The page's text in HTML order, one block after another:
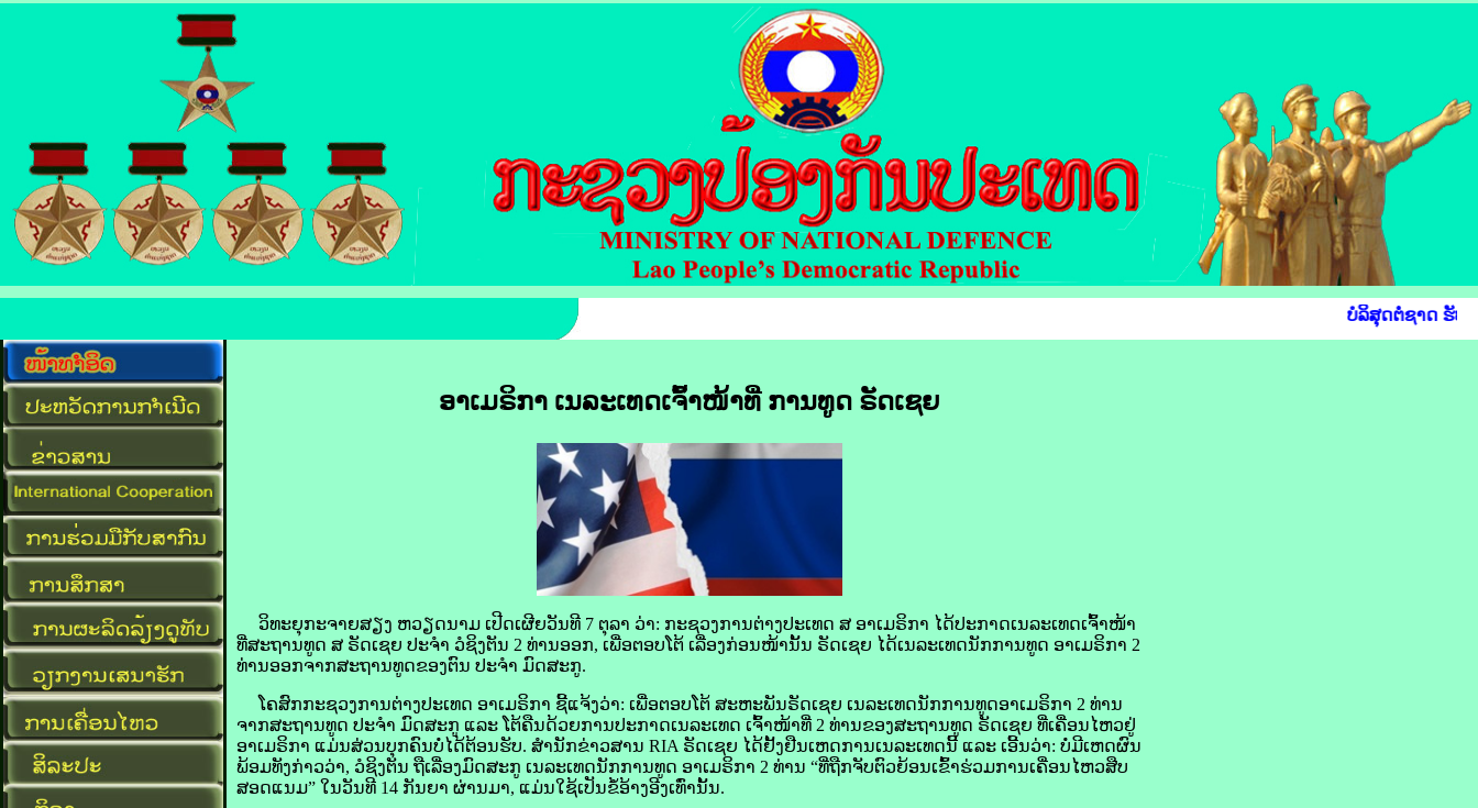
ບໍລິສຸດຕໍ່ຊາດ ຮັບໃ
ອາ​ເມ​ຣິ​ກາ ເນລະເທດ​ເຈົ້າ​ໜ້າທີ່​ ການ​ທູດ ຣັດ​ເຊຍ
ວິທະຍຸ​ກະຈາຍສຽງ ​ຫວຽດນາມ ເປີດເຜີຍ​ວັນ​ທີ 7 ຕຸລາ ວ່າ: ກະຊວງ​ການ​ຕ່າງປະເທດ ສ ອາ​ເມ​ຣິ​ກາ ໄດ້​ປະກາດ​ເນລະເທດ​ເຈົ້າ​ໜ້າ
ທີ່​ສະຖານທູດ ສ ຣັດ​ເຊຍ ປະຈຳ ວໍ​ຊິງ​ຕັນ 2 ທ່ານ​ອອກ, ເພື່ອ​ຕອບ​ໂຕ້ ເລື່ອງ​ກ່ອນ​ໜ້າ​ນັ້ນ ຣັດ​ເຊຍ ໄດ້​ເນລະເທດ​ນັກ​ການ​ທູດ ອາ​ເມ​ຣິ​ກາ 2
ທ່ານ​ອອກ​ຈາກ​ສະຖານທູດ​ຂອງ​ຕົນ ປະຈຳ ມົດ​ສະ​ກູ.
ໂຄສົກ​ກະຊວງການ​ຕ່າງປະເທດ​ ອາ​ເມ​ຣິ​ກາ ຊີ້​ແຈ້ງວ່າ: ເພື່ອ​ຕອບ​ໂຕ້ ສະຫະພັນ​ຣັດ​ເຊຍ ເນລະເທດ​ນັກ​ການ​ທູດ​ອາ​ເມ​ຣິ​ກາ 2 ທ່ານ
ຈາກ​ສະຖານທູດ ປະຈຳ ມົດ​ສະ​ກູ ແລະ ໂຕ້​ຄືນ​ດ້ວຍ​ການ​ປະກາດ​ເນລະເທດ ເຈົ້າ​ໜ້າທີ່ 2 ທ່ານ​ຂອງ​ສະຖານທູດ ຣັດ​ເຊຍ ທີ່​ເຄື່ອນ​ໄຫວ​ຢູ່
ອາ​ເມ​ຣິ​ກາ ແມ່ນ​ສ່ວນ​ບຸກຄົນ​ບໍ່​ໄດ້​ຕ້ອນຮັບ. ສຳນັກ​ຂ່າວສານ RIA ຣັດ​ເຊຍ ໄດ້​ຢັ້ງຢືນ​ເຫດການ​ເນລະເທດ​ນີ້ ແລະ ເອີ້ນ​ວ່າ: ບໍ່​ມີ​ເຫດຜົນ
ພ້ອມ​ທັງ​ກ່າວ​ວ່າ, ວໍ​ຊິງ​ຕັນ ຖື​ເລື່ອງ​ມົດ​ສະ​ກູ ເນລະເທດ​ນັກ​ການ​ທູດ ອາ​ເມ​ຣິ​ກາ 2 ທ່ານ “ທີ່​ຖືກ​ຈັບ​ຕົວ​ຍ້ອນ​ເຂົ້າ​ຮ່ວມ​ການເຄື່ອນໄຫວ​ສືບ​
ສອດແນມ” ໃນ​ວັນ​ທີ 14 ກັນຍາ ຜ່ານ​ມາ, ແມ່ນ​ໃຊ້​ເປັນ​ຂໍ້​ອ້າງ​ອີງ​ເທົ່າ​ນັ້ນ.